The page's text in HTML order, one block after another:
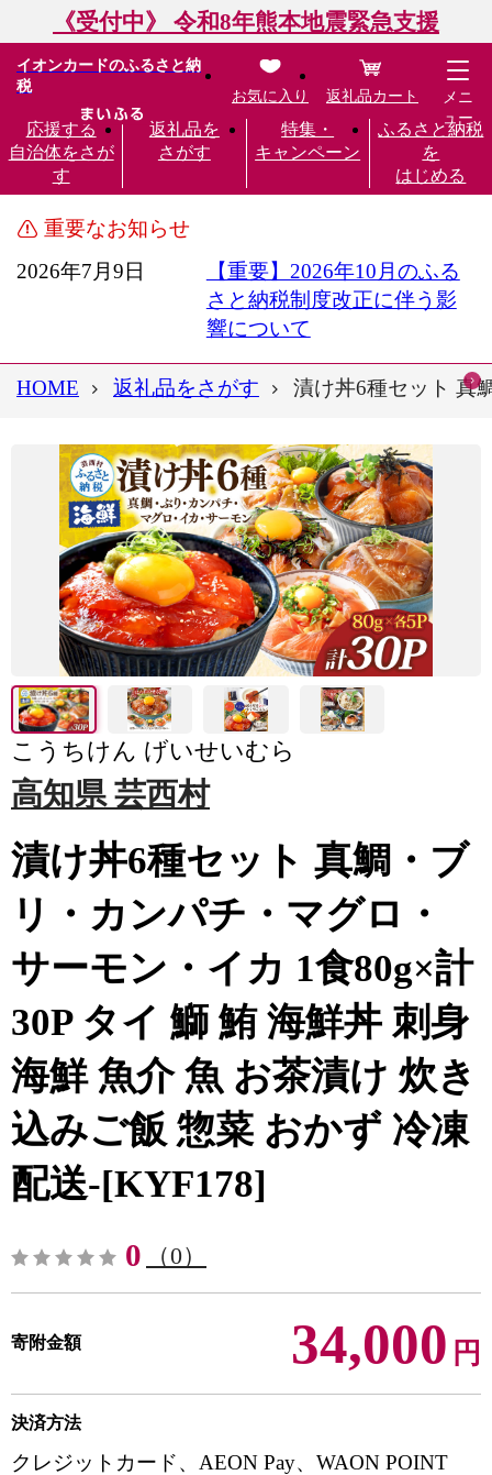
《受付中》 令和8年熊本地震緊急支援
イオンカードのふるさと納
税
応援する
自治体をさが
す
返礼品を
さがす
特集・
キャンペーン
ふるさと納税
を
はじめる
お気に入り 返礼品カート
メニ
ュー
重要なお知らせ
2026年7月9日
【重要】2026年10月のふる
さと納税制度改正に伴う影
響について
HOME 返礼品をさがす 漬け丼6種セット 真
こうちけん げいせいむら
高知県 芸西村
漬け丼6種セット 真鯛・ブ
リ・カンパチ・マグロ・
サーモン・イカ 1食80g×計
30P タイ 鰤 鮪 海鮮丼 刺身
海鮮 魚介 魚 お茶漬け 炊き
込みご飯 惣菜 おかず 冷凍
配送-[KYF178]
0 （0）
寄附金額 34,000 円
決済方法
クレジットカード、AEON Pay、WAON POINT